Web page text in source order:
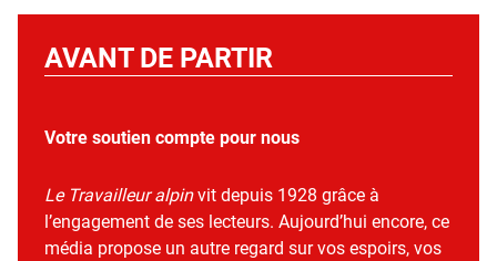
AVANT DE PARTIR
Votre soutien compte pour nous
Le Travailleur alpinvit depuis 1928 grâce à
l’engagement de ses lecteurs. Aujourd’hui encore, ce
média propose un autre regard sur vos espoirs, vos